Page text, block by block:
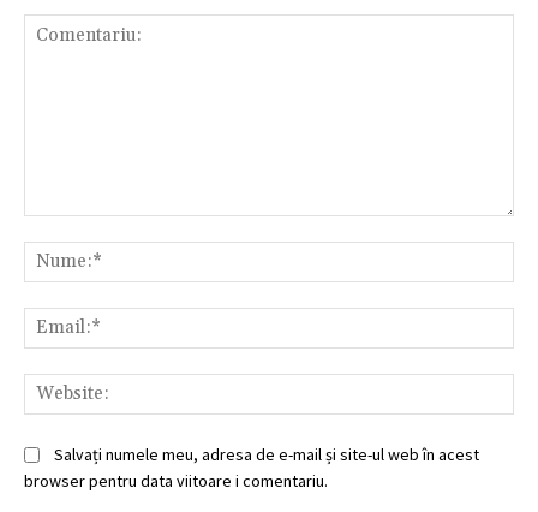
Salvați numele meu, adresa de e-mail și site-ul web în acest
browser pentru data viitoare i comentariu.